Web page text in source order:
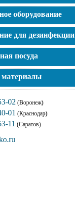
оборудование
для дезинфекции
посуда
материалы
02 (Воронеж)
01 (Краснодар)
11 (Саратов)